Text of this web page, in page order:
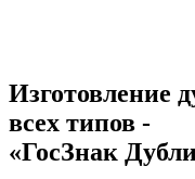
Изготовление
всех типов -
«ГосЗнак